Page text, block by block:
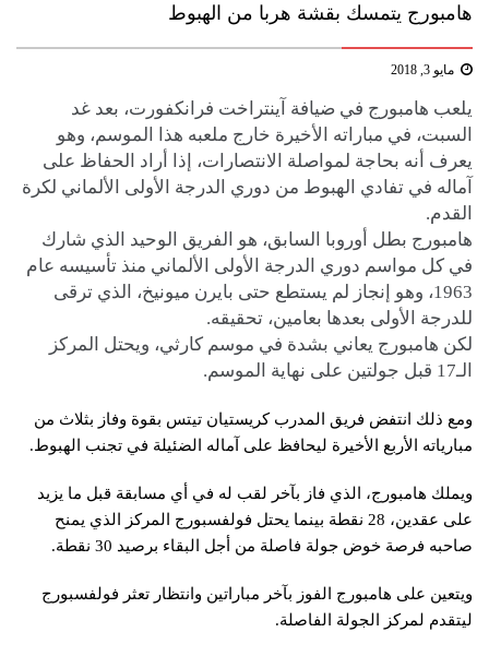
هامبورج يتمسك بقشة هربا من الهبوط
مايو 3, 2018
يلعب هامبورج في ضيافة آينتراخت فرانكفورت، بعد غد
السبت، في مباراته الأخيرة خارج ملعبه هذا الموسم، وهو
يعرف أنه بحاجة لمواصلة الانتصارات، إذا أراد الحفاظ على
آماله في تفادي الهبوط من دوري الدرجة الأولى الألماني لكرة
القدم.
هامبورج بطل أوروبا السابق، هو الفريق الوحيد الذي شارك
في كل مواسم دوري الدرجة الأولى الألماني منذ تأسيسه عام
1963، وهو إنجاز لم يستطع حتى بايرن ميونيخ، الذي ترقى
للدرجة الأولى بعدها بعامين، تحقيقه.
لكن هامبورج يعاني بشدة في موسم كارثي، ويحتل المركز
الـ17 قبل جولتين على نهاية الموسم.
ومع ذلك انتفض فريق المدرب كريستيان تيتس بقوة وفاز بثلاث من
مبارياته الأربع الأخيرة ليحافظ على آماله الضئيلة في تجنب الهبوط.
ويملك هامبورج، الذي فاز بآخر لقب له في أي مسابقة قبل ما يزيد
على عقدين، 28 نقطة بينما يحتل فولفسبورج المركز الذي يمنح
صاحبه فرصة خوض جولة فاصلة من أجل البقاء برصيد 30 نقطة.
ويتعين على هامبورج الفوز بآخر مباراتين وانتظار تعثر فولفسبورج
ليتقدم لمركز الجولة الفاصلة.